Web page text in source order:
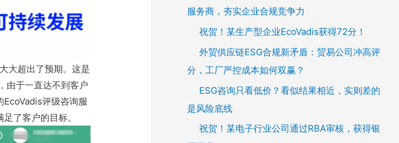
大超出了预期。这是
由于一直达不到客户
评级咨询服
了客户的目标。
服务商，夯实企业合规竞争力
祝贺！某生产型企业EcoVadis获得72分！
外贸供应链ESG合规新矛盾：贸易公司冲高评
分，工厂严控成本如何双赢？
ESG咨询只看低价？看似结果相近，实则差的
是风险底线
祝贺！某电子行业公司通过RBA审核，获得银